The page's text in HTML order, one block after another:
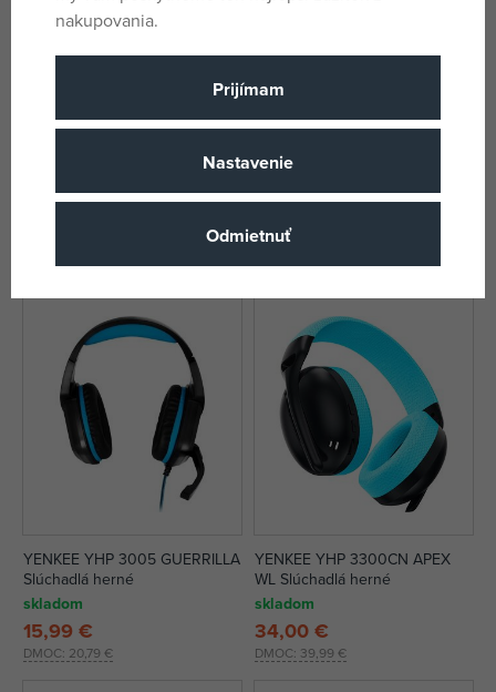
Yenkee Slúchadlá SPIRIT YHP
20BT BK BT
DMOC:31,29 €
YENKEE YHP 06BT WE TWS
EVEPODS Slúchadlá
DMOC:23,99 €
20,91 €
YENKEE YHP 3005 GUERRILLA
Slúchadlá herné
skladom
DMOC: 20,79 €
15,99 €
YENKEE YHP 3300CN APEX
WL Slúchadlá herné
skladom
DMOC: 39,99 €
34,00 €
nakupovania.
Prijímam
Nastavenie
Odmietnuť